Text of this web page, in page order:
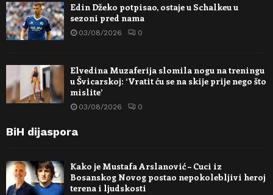
Edin Džeko potpisao, ostaje u Schalkeu u
sezoni pred nama
03/08/2026 0
Elvedina Muzaferija slomila nogu na treningu
u Švicarskoj: ‘Vratit ću se na skije prije nego što
mislite’
03/08/2026 0
BiH dijaspora
Kako je Mustafa Arslanović – Cuci iz
Bosanskog Novog postao nepokolebljivi heroj
terena i ljudskosti